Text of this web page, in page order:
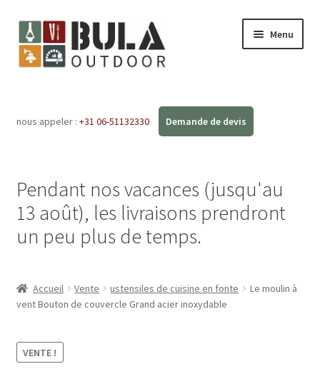
Menu
Boutique en ligne
Blog
nous appeler : +31 06-51132330
Pendant nos vacances (jusqu'au
13 août), les livraisons prendront
un peu plus de temps.
Accueil Vente ustensiles de cuisine en fonte
Le moulin à
vent Bouton de couvercle Grand acier inoxydable
VENTE !